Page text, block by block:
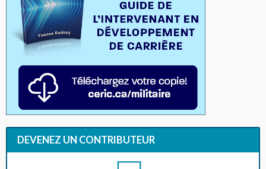
DEVENEZ UN CONTRIBUTEUR